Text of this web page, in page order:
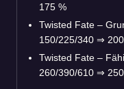
175 %
Twisted Fate –
150/225/340 ⇒
Twisted Fate –
260/390/610 ⇒